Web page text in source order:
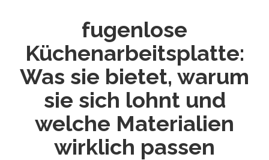
fugenlose
Küchenarbeitsplatte:
Was sie bietet, warum
sie sich lohnt und
welche Materialien
wirklich passen